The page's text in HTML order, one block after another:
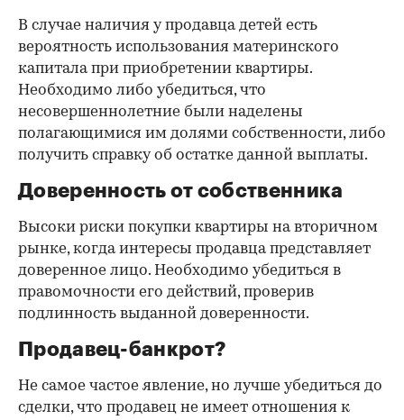
В случае наличия у продавца детей есть
вероятность использования материнского
капитала при приобретении квартиры.
Необходимо либо убедиться, что
несовершеннолетние были наделены
полагающимися им долями собственности, либо
получить справку об остатке данной выплаты.
Доверенность от собственника
Высоки риски покупки квартиры на вторичном
рынке, когда интересы продавца представляет
доверенное лицо. Необходимо убедиться в
правомочности его действий, проверив
подлинность выданной доверенности.
Продавец-банкрот?
Не самое частое явление, но лучше убедиться до
сделки, что продавец не имеет отношения к